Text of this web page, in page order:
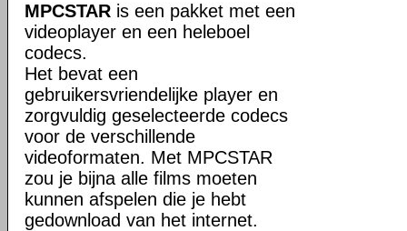
MPCSTAR is een pakket met een
videoplayer en een heleboel
codecs.
Het bevat een
gebruikersvriendelijke player en
zorgvuldig geselecteerde codecs
voor de verschillende
videoformaten. Met MPCSTAR
zou je bijna alle films moeten
kunnen afspelen die je hebt
gedownload van het internet.